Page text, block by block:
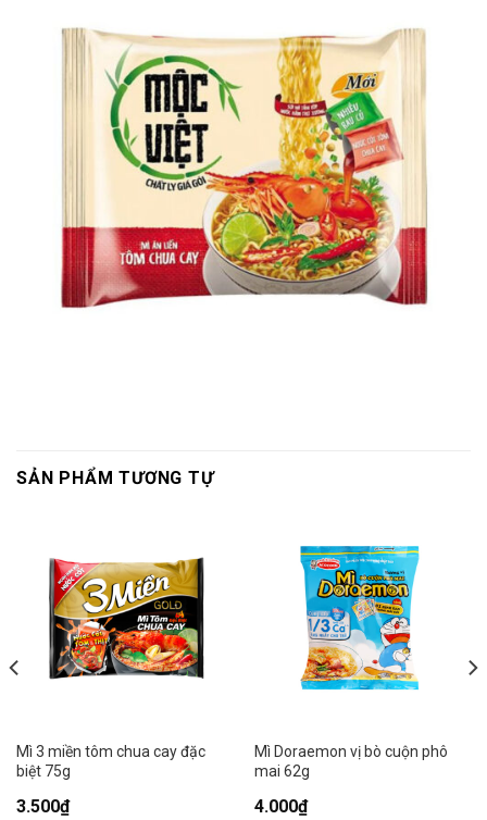
SẢN PHẨM TƯƠNG TỰ
Mì 3 miền tôm chua cay đặc
biệt 75g
3.500₫
Mì Doraemon vị bò cuộn phô
mai 62g
4.000₫